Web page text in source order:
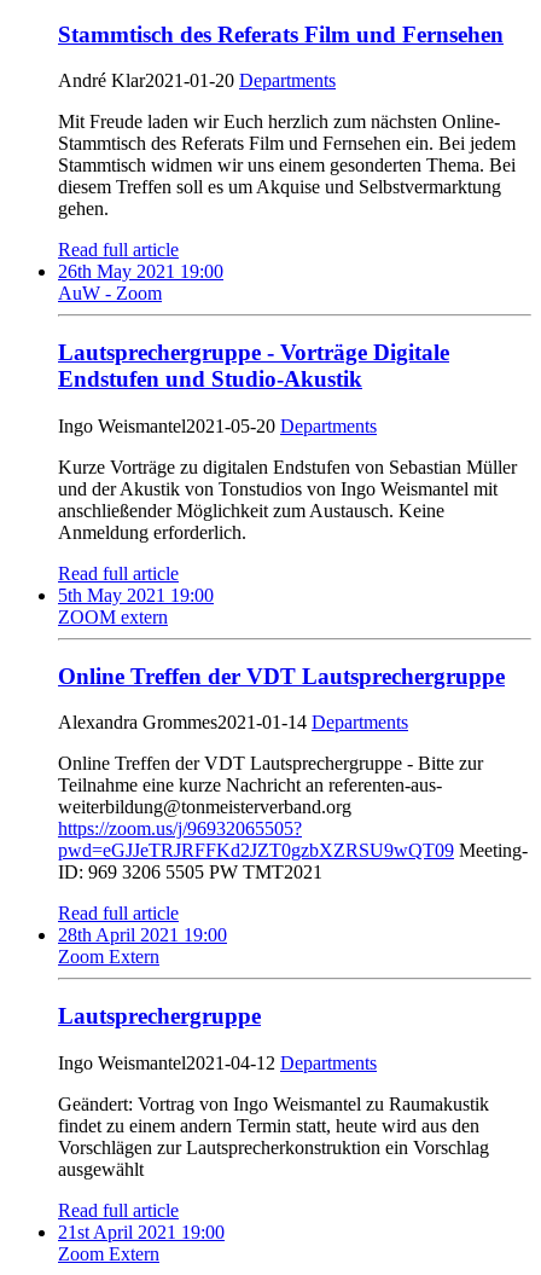
Stammtisch des Referats Film und Fernsehen
André Klar2021-01-20 Departments
Mit Freude laden wir Euch herzlich zum nächsten Online-
Stammtisch des Referats Film und Fernsehen ein. Bei jedem
Stammtisch widmen wir uns einem gesonderten Thema. Bei
diesem Treffen soll es um Akquise und Selbstvermarktung
gehen.
Read full article
26th May 2021 19:00
AuW - Zoom
Lautsprechergruppe - Vorträge Digitale
Endstufen und Studio-Akustik
Ingo Weismantel2021-05-20 Departments
Kurze Vorträge zu digitalen Endstufen von Sebastian Müller
und der Akustik von Tonstudios von Ingo Weismantel mit
anschließender Möglichkeit zum Austausch. Keine
Anmeldung erforderlich.
Read full article
5th May 2021 19:00
ZOOM extern
Online Treffen der VDT Lautsprechergruppe
Alexandra Grommes2021-01-14 Departments
Online Treffen der VDT Lautsprechergruppe - Bitte zur
Teilnahme eine kurze Nachricht an referenten-aus-
weiterbildung@tonmeisterverband.org
https://zoom.us/j/96932065505?
pwd=eGJJeTRJRFFKd2JZT0gzbXZRSU9wQT09 Meeting-
ID: 969 3206 5505 PW TMT2021
Read full article
28th April 2021 19:00
Zoom Extern
Lautsprechergruppe
Ingo Weismantel2021-04-12 Departments
Geändert: Vortrag von Ingo Weismantel zu Raumakustik
findet zu einem andern Termin statt, heute wird aus den
Vorschlägen zur Lautsprecherkonstruktion ein Vorschlag
ausgewählt
Read full article
21st April 2021 19:00
Zoom Extern